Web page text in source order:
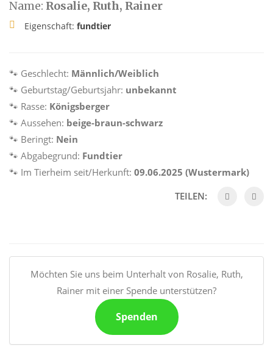
Name: Rosalie, Ruth, Rainer
Eigenschaft: fundtier
🐾 Geschlecht: Männlich/Weiblich
🐾 Geburtstag/Geburtsjahr: unbekannt
🐾 Rasse: Königsberger
🐾 Aussehen: beige-braun-schwarz
🐾 Beringt: Nein
🐾 Abgabegrund: Fundtier
🐾 Im Tierheim seit/Herkunft: 09.06.2025 (Wustermark)
TEILEN:
Möchten Sie uns beim Unterhalt von Rosalie, Ruth,
Rainer mit einer Spende unterstützen?
Spenden